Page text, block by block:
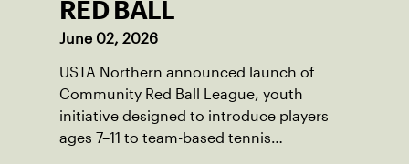
RED BALL
June 02, 2026
USTA Northern announced launch of
Community Red Ball League, youth
initiative designed to introduce players
ages 7–11 to team-based tennis